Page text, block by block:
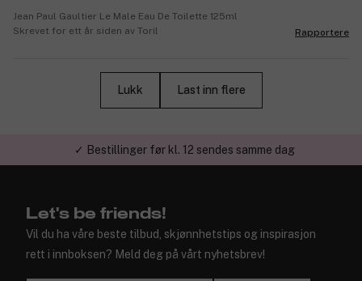
Jean Paul Gaultier Le Male Eau De Toilette 125ml
Skrevet for ett år siden av Toril
Rapportere
Lukk Last inn flere
✓ Norges beste skjønnhetsbutikk på nett
Let's be friends!
Vil du ha våre beste tilbud, skjønnhetstips og inspirasjon
rett i innboksen? Meld deg på vårt nyhetsbrev!